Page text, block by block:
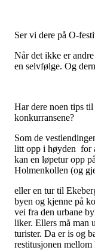
Ser vi dere på O-
Når det ikke er
en selvfølge. Og
Har dere noen tips
konkurransene?
Som de
litt opp i høyden for
kan en løpetur opp
Holmenkollen (og
eller en tur til
byen og kjenne på
vei fra den urbane
liker. Ellers må man
turister. Da er is og
restitusjonen mellom